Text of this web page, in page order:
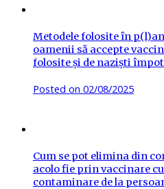
Metodele folosite în
oamenii să accepte
folosite și de naziști
Posted on 02/08/2025
Cum se pot elimina din
acolo fie prin vaccinare
contaminare de la